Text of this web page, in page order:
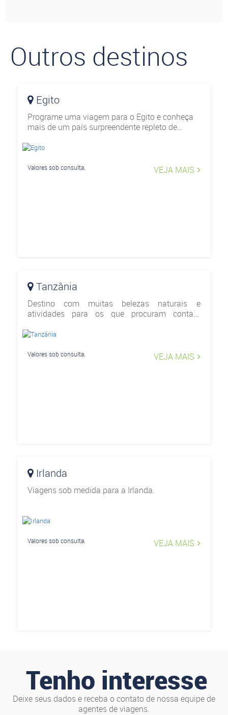
Outros destinos
Egito
Programe uma viagem para o Egito e conheça
mais de um país surpreendente repleto de
preparar todo o seu roteiro e viva uma
Valores sob consulta. VEJA MAIS
Tanzânia
Destino com muitas belezas naturais e
atividades para os que procuram contato
safáris, existem passeios culturais, as praias
Valores sob consulta. VEJA MAIS
Irlanda
Viagens sob medida para a Irlanda.
Valores sob consulta. VEJA MAIS
Tenho interesse
Deixe seus dados e receba o contato de nossa equipe de
agentes de viagens.